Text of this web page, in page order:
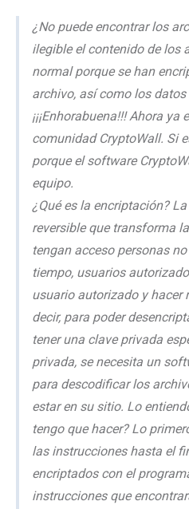
¿No puede encontrar los
ilegible el contenido de los
normal porque se han
archivo, así como los
¡¡¡Enhorabuena!!! Ahora ya
comunidad CryptoWall. Si
porque el software
equipo.
¿Qué es la encriptación?
reversible que transforma
tengan acceso personas
tiempo, usuarios
usuario autorizado y hacer
decir, para poder
tener una clave privada
privada, se necesita un
para descodificar los
estar en su sitio. Lo
tengo que hacer? Lo
las instrucciones hasta el
encriptados con el
instrucciones que